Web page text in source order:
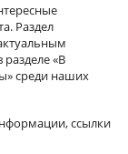
Раздел
«В
среди наших
ссылки